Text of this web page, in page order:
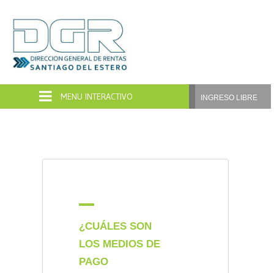
INGRESO LIBRE
A
¿CUÁLES SON
LOS MEDIOS DE
PAGO